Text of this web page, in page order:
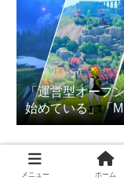
「運営型オープ
始めている」「
ィアが指摘
メニュー ホーム